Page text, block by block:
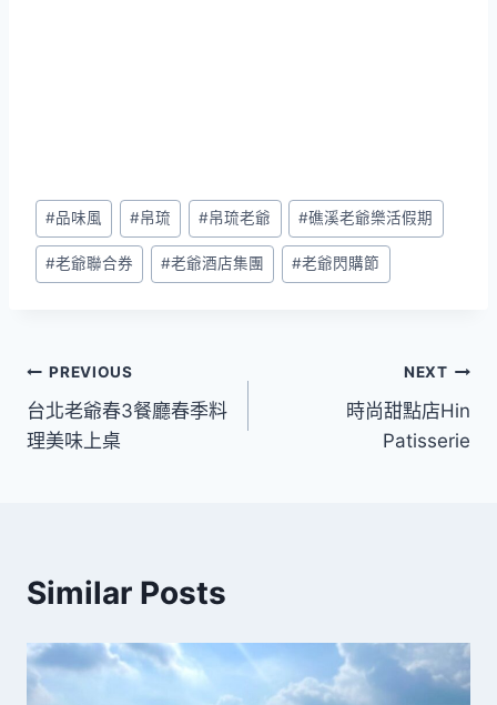
Post
Tags:
#品味風 #帛琉 #帛琉老爺 #礁溪老爺樂活假期
#老爺聯合券 #老爺酒店集團 #老爺閃購節
文
章
PREVIOUS
台北老爺春3餐廳春季料
理美味上桌
NEXT
時尚甜點店Hin
Patisserie
Similar Posts